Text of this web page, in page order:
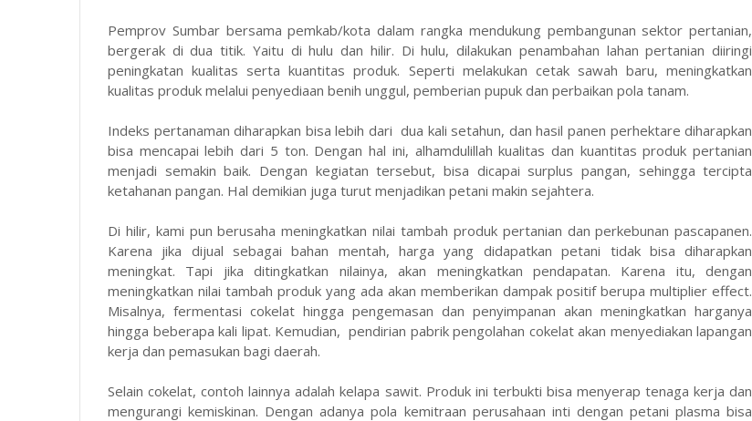
Pemprov Sumbar bersama pemkab/kota dalam rangka mendukung pembangunan sektor pertanian,
bergerak di dua titik. Yaitu di hulu dan hilir. Di hulu, dilakukan penambahan lahan pertanian diiringi
peningkatan kualitas serta kuantitas produk. Seperti melakukan cetak sawah baru, meningkatkan
kualitas produk melalui penyediaan benih unggul, pemberian pupuk dan perbaikan pola tanam.
Indeks pertanaman diharapkan bisa lebih dari dua kali setahun, dan hasil panen perhektare diharapkan
bisa mencapai lebih dari 5 ton. Dengan hal ini, alhamdulillah kualitas dan kuantitas produk pertanian
menjadi semakin baik. Dengan kegiatan tersebut, bisa dicapai surplus pangan, sehingga tercipta
ketahanan pangan. Hal demikian juga turut menjadikan petani makin sejahtera.
Di hilir, kami pun berusaha meningkatkan nilai tambah produk pertanian dan perkebunan pascapanen.
Karena jika dijual sebagai bahan mentah, harga yang didapatkan petani tidak bisa diharapkan
meningkat. Tapi jika ditingkatkan nilainya, akan meningkatkan pendapatan. Karena itu, dengan
meningkatkan nilai tambah produk yang ada akan memberikan dampak positif berupa multiplier effect.
Misalnya, fermentasi cokelat hingga pengemasan dan penyimpanan akan meningkatkan harganya
hingga beberapa kali lipat. Kemudian, pendirian pabrik pengolahan cokelat akan menyediakan lapangan
kerja dan pemasukan bagi daerah.
Selain cokelat, contoh lainnya adalah kelapa sawit. Produk ini terbukti bisa menyerap tenaga kerja dan
mengurangi kemiskinan. Dengan adanya pola kemitraan perusahaan inti dengan petani plasma bisa